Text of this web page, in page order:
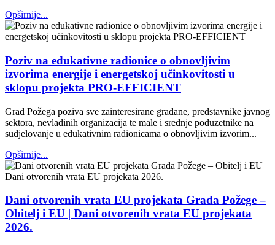
Opširnije...
Poziv na edukativne radionice o obnovljivim
izvorima energije i energetskoj učinkovitosti u
sklopu projekta PRO-EFFICIENT
Grad Požega poziva sve zainteresirane građane, predstavnike javnog
sektora, nevladinih organizacija te male i srednje poduzetnike na
sudjelovanje u edukativnim radionicama o obnovljivim izvorim...
Opširnije...
Dani otvorenih vrata EU projekata Grada Požege –
Obitelj i EU | Dani otvorenih vrata EU projekata
2026.